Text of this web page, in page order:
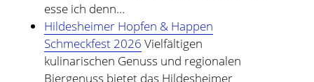
esse ich denn…
Hildesheimer Hopfen & Happen
Schmeckfest 2026 Vielfältigen
kulinarischen Genuss und regionalen
Biergenuss bietet das Hildesheimer